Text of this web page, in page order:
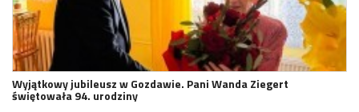
Wyjątkowy jubileusz w Gozdawie. Pani Wanda Ziegert
świętowała 94. urodziny